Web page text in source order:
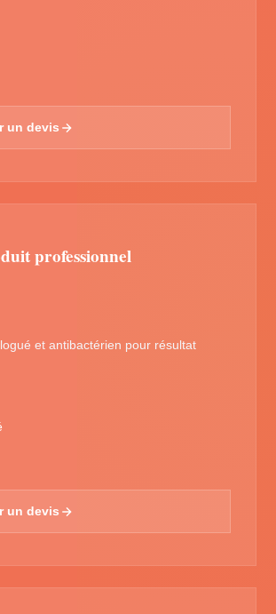
un devis
professionnel
et antibactérien pour résultat
un devis